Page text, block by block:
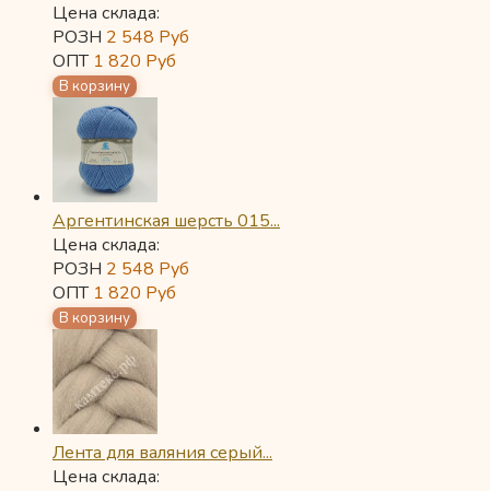
Цена склада:
РОЗН 2 548 Руб
ОПТ 1 820 Руб
Аргентинская шерсть 015...
Цена склада:
РОЗН 2 548 Руб
ОПТ 1 820 Руб
Лента для валяния серый...
Цена склада: